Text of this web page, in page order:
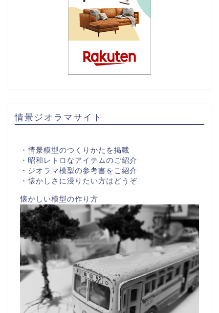
情景ジオラマサイト
・情景模型のつくりかたを掲載
・昭和レトロなアイテムのご紹介
・ジオラマ模型の参考書をご紹介
・懐かしさに浸りたい方はどうぞ
懐かしい模型の作り方